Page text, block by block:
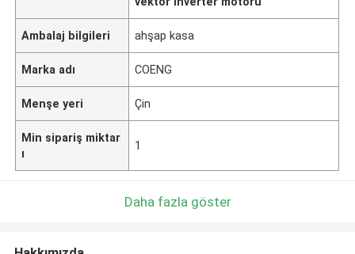
Ambalaj bilgileri ahşap kasa
Marka adı COENG
Menşe yeri Çin
Min sipariş miktar
ı
1
Daha fazla göster